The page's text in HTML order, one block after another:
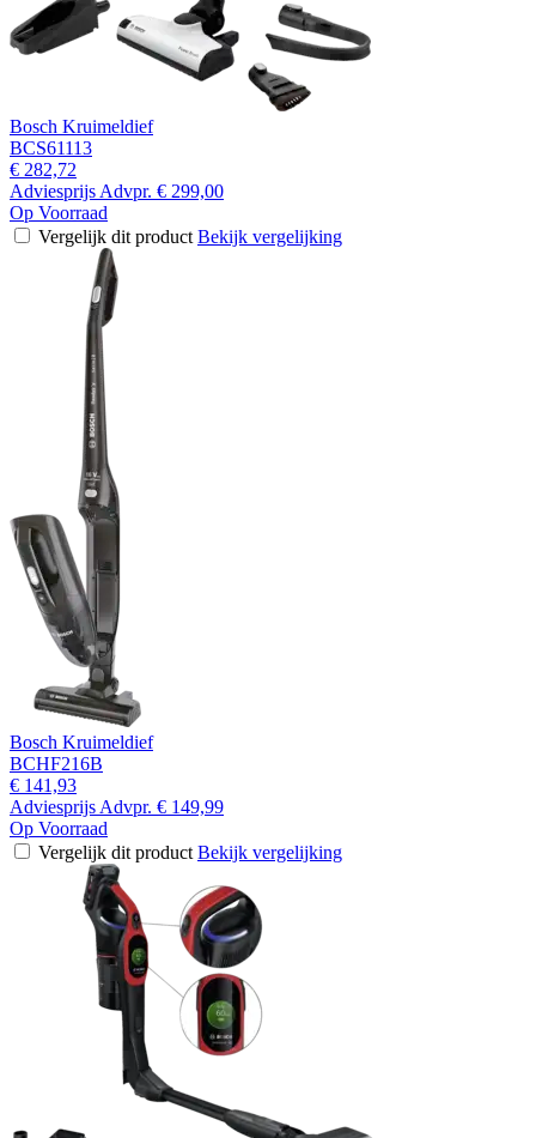
Bosch Kruimeldief
BCS61113
€ 282,72
Adviesprijs Advpr. € 299,00
Op Voorraad
Vergelijk dit product Bekijk vergelijking
Bosch Kruimeldief
BCHF216B
€ 141,93
Adviesprijs Advpr. € 149,99
Op Voorraad
Vergelijk dit product Bekijk vergelijking